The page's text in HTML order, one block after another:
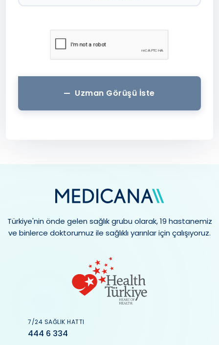
Uzman Görüşü İste
Türkiye'nin önde gelen sağlık grubu olarak, 19 hastanemiz
ve binlerce doktorumuz ile sağlıklı yarınlar için çalışıyoruz.
7/24 SAĞLIK HATTI
444 6 334